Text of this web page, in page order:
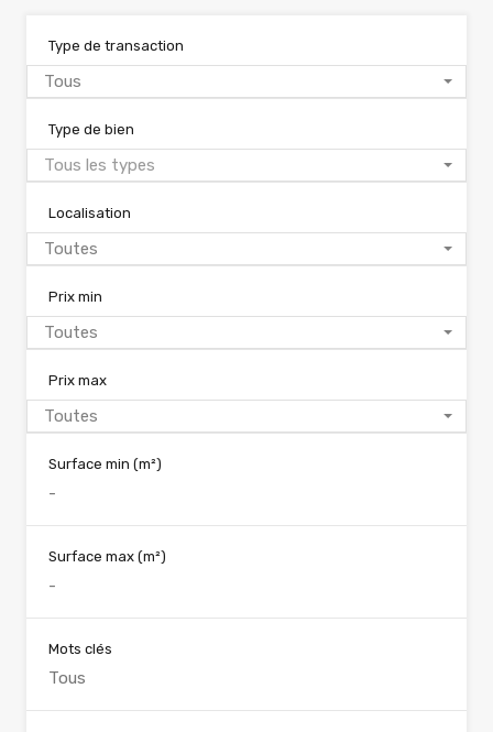
Type de transaction
Tous
Type de bien
Tous les types
Localisation
Toutes
Prix min
Toutes
Prix max
Toutes
Surface min (m²)
Surface max (m²)
Mots clés